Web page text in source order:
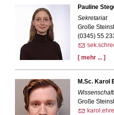
Pauline
Sekretariat
Große
(0345) 55
[ mehr ... ]
M.Sc. Karol
Große